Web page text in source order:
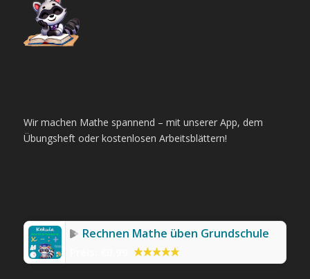
Wir machen Mathe spannend – mit unserer App, dem
Übungsheft oder kostenlosen Arbeitsblättern!
Rechnen Mathe üben Grundschule